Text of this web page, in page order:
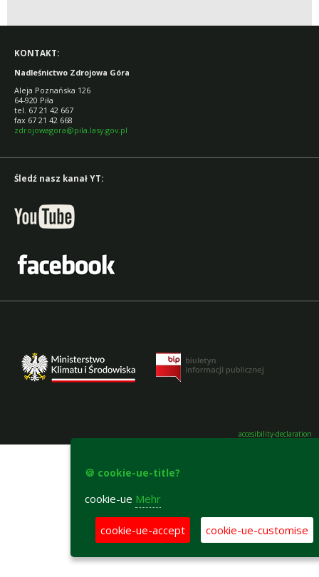
KONTAKT:
Nadleśnictwo Zdrojowa Góra
Aleja Poznańska 126
64-920 Piła
tel. 67 21 42 667
fax 67 21 42 668
zdrojowagora@pila.lasy.gov.pl
Śledź nasz kanał YT:
accesibility-declaration
🍪 cookie-ue-title?
cookie-ue Mehr
cookie-ue-accept cookie-ue-customise